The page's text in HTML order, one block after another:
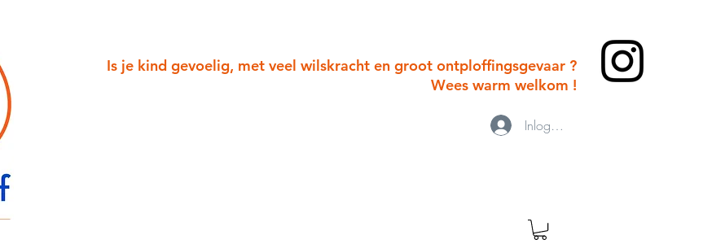
Is je kind gevoelig, met veel wilskracht en groot ontploffingsgevaar ?
Wees warm welkom !
Inloggen